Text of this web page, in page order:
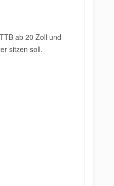
ab 20 Zoll und
sitzen soll.